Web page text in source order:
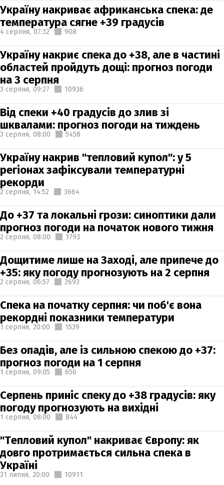
Україну накриває африканська спека: де
температура сягне +39 градусів
4 серпня, 07:32 908
Україну накриє спека до +38, але в частині
областей пройдуть дощі: прогноз погоди
на 3 серпня
3 серпня, 09:27 10936
Від спеки +40 градусів до злив зі
шквалами: прогноз погоди на тиждень
3 серпня, 08:00 5458
Україну накрив "тепловий купол": у 5
регіонах зафіксували температурні
рекорди
2 серпня, 14:52 3664
До +37 та локальні грози: синоптики дали
прогноз погоди на початок нового тижня
2 серпня, 08:00 1793
Дощитиме лише на Заході, але припече до
+35: яку погоду прогнозують на 2 серпня
2 серпня, 06:57 2693
Спека на початку серпня: чи поб'є вона
рекордні показники температури
1 серпня, 20:00 1539
Без опадів, але із сильною спекою до +37:
прогноз погоди на 1 серпня
1 серпня, 09:05 656
Серпень приніс спеку до +38 градусів: яку
погоду прогнозують на вихідні
1 серпня, 08:00 844
"Тепловий купол" накриває Європу: як
довго протримається сильна спека в
Україні
31 липня, 20:00 10911